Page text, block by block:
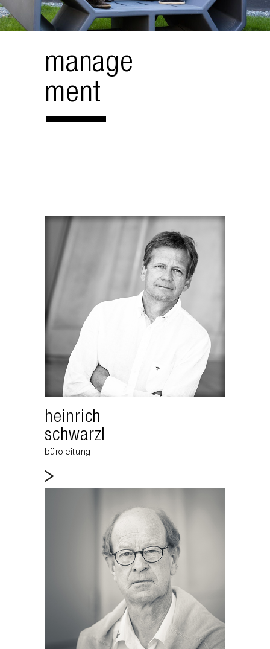
manage
ment
heinrich
schwarzl
büroleitung